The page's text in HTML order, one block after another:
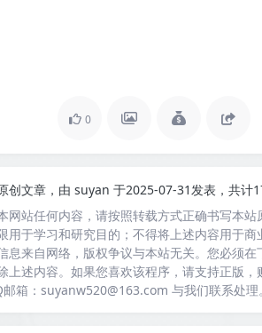
0
创文章，由 suyan 于2025-07-31发表，共计
网站任何内容，请按照转载方式正确书写本
用于学习和研究目的；不得将上述内容用于
息来自网络，版权争议与本站无关。您必须
上述内容。如果您喜欢该程序，请支持正版
箱：suyanw520@163.com 与我们联系处理